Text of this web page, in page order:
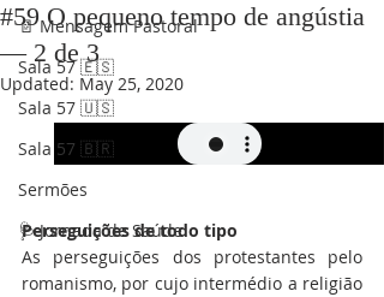
📄 Mensagem Pastoral
Sala 57 🇪🇸
Sala 57 🇺🇸
Sala 57 🇧🇷
Sermões
🩺 Jornada de Saúde
#59 O pequeno tempo de angústia
— 2 de 3
Updated: May 25, 2020
Perseguições de todo tipo
As perseguições dos protestantes pelo
romanismo, por cujo intermédio a religião